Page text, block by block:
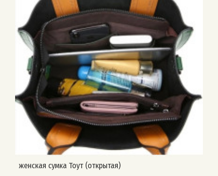
женская сумка Тоут (открытая)